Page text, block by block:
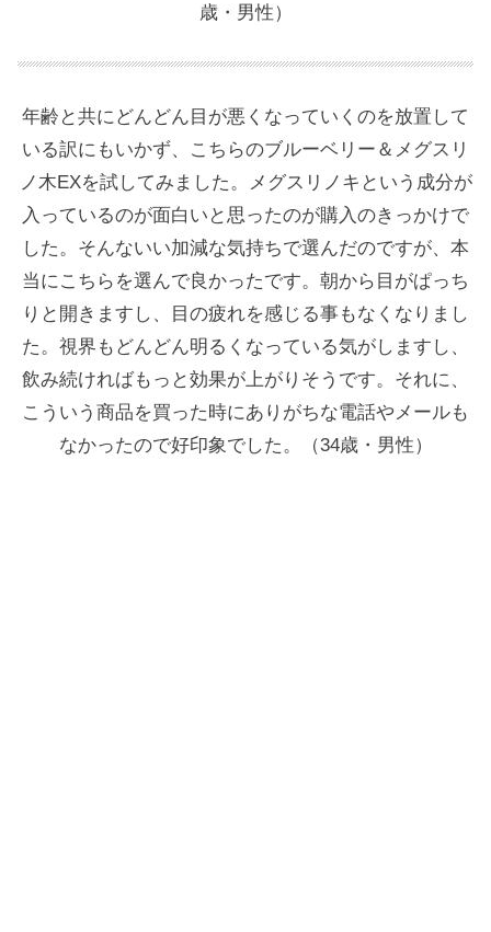
歳・男性）
年齢と共にどんどん目が悪くなっていくのを放置して
いる訳にもいかず、こちらのブルーベリー＆メグスリ
ノ木EXを試してみました。メグスリノキという成分が
入っているのが面白いと思ったのが購入のきっかけで
した。そんないい加減な気持ちで選んだのですが、本
当にこちらを選んで良かったです。朝から目がぱっち
りと開きますし、目の疲れを感じる事もなくなりまし
た。視界もどんどん明るくなっている気がしますし、
飲み続ければもっと効果が上がりそうです。それに、
こういう商品を買った時にありがちな電話やメールも
なかったので好印象でした。（34歳・男性）